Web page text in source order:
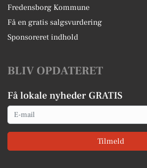
Fredensborg Kommune
Få en gratis salgsvurdering
Sponsoreret indhold
BLIV OPDATERET
Få lokale nyheder GRATIS
Email
Tilmeld